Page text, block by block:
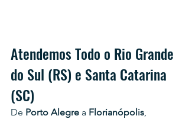
Atendemos Todo o Rio Grande
do Sul (RS) e Santa Catarina
(SC)
De Porto Alegre a Florianópolis,